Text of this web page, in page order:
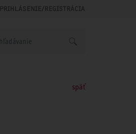
PRIHLÁSENIE/REGISTRÁCIA
späť